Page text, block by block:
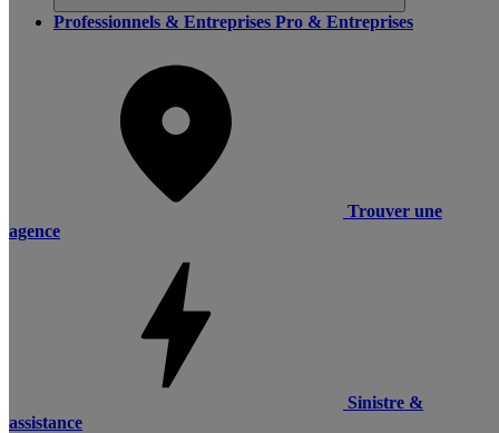
Professionnels & Entreprises Pro & Entreprises
Trouver une
agence
Sinistre &
assistance